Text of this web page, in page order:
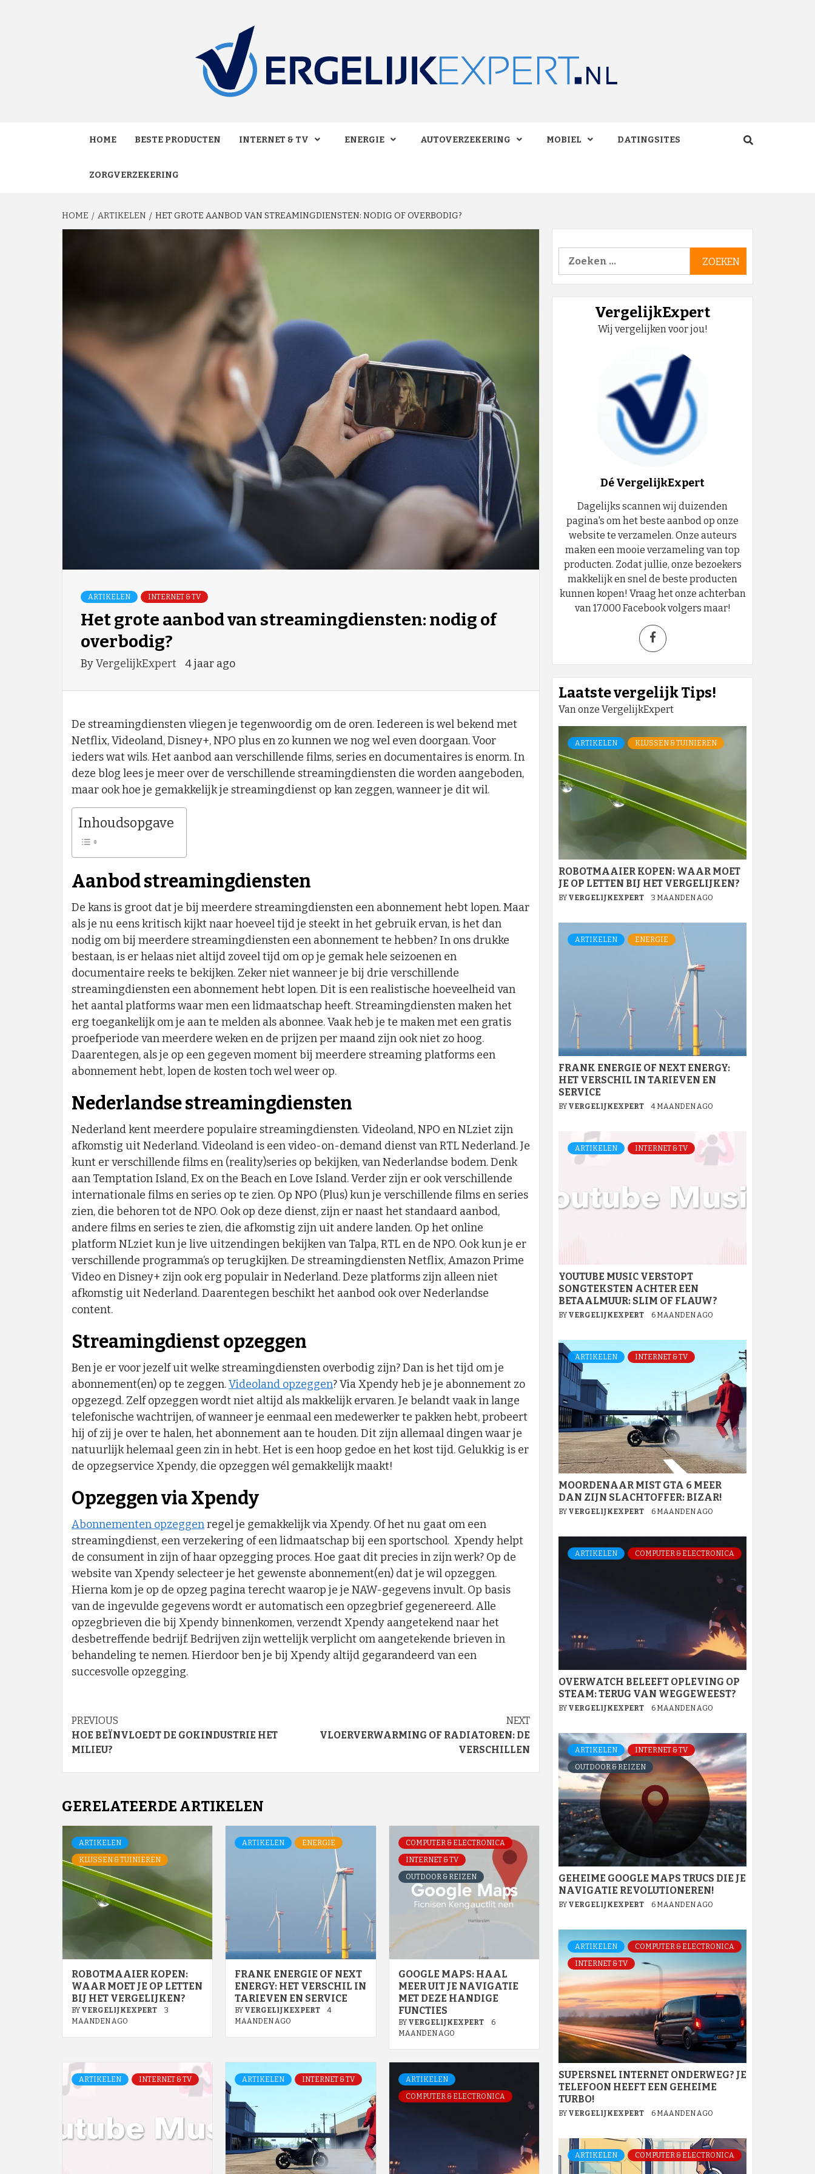
VERGELIJKEXPERT.NL
HOME BESTE PRODUCTEN INTERNET & TV ENERGIE AUTOVERZEKERING MOBIEL DATINGSITES
ZORGVERZEKERING
HOME ARTIKELEN HET GROTE AANBOD VAN STREAMINGDIENSTEN: NODIG OF OVERBODIG?
ARTIKELEN INTERNET & TV
Het grote aanbod van streamingdiensten: nodig of
overbodig?
ByVergelijkExpert 4 jaar ago
De streamingdiensten vliegen je tegenwoordig om de oren. Iedereen is wel bekend met
Netflix, Videoland, Disney+, NPO plus en zo kunnen we nog wel even doorgaan. Voor
ieders wat wils. Het aanbod aan verschillende films, series en documentaires is enorm. In
deze blog lees je meer over de verschillende streamingdiensten die worden aangeboden,
maar ook hoe je gemakkelijk je streamingdienst op kan zeggen, wanneer je dit wil.
Inhoudsopgave
Aanbod streamingdiensten
De kans is groot dat je bij meerdere streamingdiensten een abonnement hebt lopen. Maar
als je nu eens kritisch kijkt naar hoeveel tijd je steekt in het gebruik ervan, is het dan
nodig om bij meerdere streamingdiensten een abonnement te hebben? In ons drukke
bestaan, is er helaas niet altijd zoveel tijd om op je gemak hele seizoenen en
documentaire reeks te bekijken. Zeker niet wanneer je bij drie verschillende
streamingdiensten een abonnement hebt lopen. Dit is een realistische hoeveelheid van
het aantal platforms waar men een lidmaatschap heeft. Streamingdiensten maken het
erg toegankelijk om je aan te melden als abonnee. Vaak heb je te maken met een gratis
proefperiode van meerdere weken en de prijzen per maand zijn ook niet zo hoog.
Daarentegen, als je op een gegeven moment bij meerdere streaming platforms een
abonnement hebt, lopen de kosten toch wel weer op.
Nederlandse streamingdiensten
Nederland kent meerdere populaire streamingdiensten. Videoland, NPO en NLziet zijn
afkomstig uit Nederland. Videoland is een video-on-demand dienst van RTL Nederland. Je
kunt er verschillende films en (reality)series op bekijken, van Nederlandse bodem. Denk
aan Temptation Island, Ex on the Beach en Love Island. Verder zijn er ook verschillende
internationale films en series op te zien. Op NPO (Plus) kun je verschillende films en series
zien, die behoren tot de NPO. Ook op deze dienst, zijn er naast het standaard aanbod,
andere films en series te zien, die afkomstig zijn uit andere landen. Op het online
platform NLziet kun je live uitzendingen bekijken van Talpa, RTL en de NPO. Ook kun je er
verschillende programma’s op terugkijken. De streamingdiensten Netflix, Amazon Prime
Video en Disney+ zijn ook erg populair in Nederland. Deze platforms zijn alleen niet
afkomstig uit Nederland. Daarentegen beschikt het aanbod ook over Nederlandse
content.
Streamingdienst opzeggen
Ben je er voor jezelf uit welke streamingdiensten overbodig zijn? Dan is het tijd om je
abonnement(en) op te zeggen.Videoland opzeggen? Via Xpendy heb je je abonnement zo
opgezegd. Zelf opzeggen wordt niet altijd als makkelijk ervaren. Je belandt vaak in lange
telefonische wachtrijen, of wanneer je eenmaal een medewerker te pakken hebt, probeert
hij of zij je over te halen, het abonnement aan te houden. Dit zijn allemaal dingen waar je
natuurlijk helemaal geen zin in hebt. Het is een hoop gedoe en het kost tijd. Gelukkig is er
de opzegservice Xpendy, die opzeggen wél gemakkelijk maakt!
Opzeggen via Xpendy
Abonnementen opzeggenregel je gemakkelijk via Xpendy. Of het nu gaat om een
streamingdienst, een verzekering of een lidmaatschap bij een sportschool. Xpendy helpt
de consument in zijn of haar opzegging proces. Hoe gaat dit precies in zijn werk? Op de
website van Xpendy selecteer je het gewenste abonnement(en) dat je wil opzeggen.
Hierna kom je op de opzeg pagina terecht waarop je je NAW-gegevens invult. Op basis
van de ingevulde gegevens wordt er automatisch een opzegbrief gegenereerd. Alle
opzegbrieven die bij Xpendy binnenkomen, verzendt Xpendy aangetekend naar het
desbetreffende bedrijf. Bedrijven zijn wettelijk verplicht om aangetekende brieven in
behandeling te nemen. Hierdoor ben je bij Xpendy altijd gegarandeerd van een
succesvolle opzegging.
Continue
Reading
PREVIOUS
HOE BEÏNVLOEDT DE GOKINDUSTRIE HET
MILIEU?
NEXT
VLOERVERWARMING OF RADIATOREN: DE
VERSCHILLEN
GERELATEERDE ARTIKELEN
ARTIKELEN
KLUSSEN & TUINIEREN
ROBOTMAAIER KOPEN:
WAAR MOET JE OP LETTEN
BIJ HET VERGELIJKEN?
BY VERGELIJKEXPERT
3
MAANDEN AGO
ARTIKELEN ENERGIE
FRANK ENERGIE OF NEXT
ENERGY: HET VERSCHIL IN
TARIEVEN EN SERVICE
BYVERGELIJKEXPERT
4
MAANDEN AGO
COMPUTER & ELECTRONICA
INTERNET & TV
OUTDOOR & REIZEN
GOOGLE MAPS: HAAL
MEER UIT JE NAVIGATIE
MET DEZE HANDIGE
FUNCTIES
BY VERGELIJKEXPERT
6
MAANDEN AGO
ARTIKELEN INTERNET & TV ARTIKELEN INTERNET & TV
ARTIKELEN
COMPUTER & ELECTRONICA
Zoeken
naar:
VergelijkExpert
Wij vergelijken voor jou!
Dé VergelijkExpert
Dagelijks scannen wij duizenden
pagina's om het beste aanbod op onze
website te verzamelen. Onze auteurs
maken een mooie verzameling van top
producten. Zodat jullie, onze bezoekers
makkelijk en snel de beste producten
kunnen kopen! Vraag het onze achterban
van 17.000 Facebook volgers maar!
Laatste vergelijk Tips!
Van onze VergelijkExpert
ARTIKELEN KLUSSEN & TUINIEREN
ROBOTMAAIER KOPEN: WAAR MOET
JE OP LETTEN BIJ HET VERGELIJKEN?
BY VERGELIJKEXPERT 3 MAANDEN AGO
ARTIKELEN ENERGIE
FRANK ENERGIE OF NEXT ENERGY:
HET VERSCHIL IN TARIEVEN EN
SERVICE
BY VERGELIJKEXPERT 4 MAANDEN AGO
ARTIKELEN INTERNET & TV
YOUTUBE MUSIC VERSTOPT
SONGTEKSTEN ACHTER EEN
BETAALMUUR: SLIM OF FLAUW?
BY VERGELIJKEXPERT 6 MAANDEN AGO
ARTIKELEN INTERNET & TV
MOORDENAAR MIST GTA 6 MEER
DAN ZIJN SLACHTOFFER: BIZAR!
BY VERGELIJKEXPERT 6 MAANDEN AGO
ARTIKELEN COMPUTER & ELECTRONICA
OVERWATCH BELEEFT OPLEVING OP
STEAM: TERUG VAN WEGGEWEEST?
BY VERGELIJKEXPERT 6 MAANDEN AGO
ARTIKELEN
INTERNET & TV
OUTDOOR & REIZEN
GEHEIME GOOGLE MAPS TRUCS DIE JE
NAVIGATIE REVOLUTIONEREN!
BY VERGELIJKEXPERT 6 MAANDEN AGO
ARTIKELEN
COMPUTER & ELECTRONICA
INTERNET & TV
SUPERSNEL INTERNET ONDERWEG? JE
TELEFOON HEEFT EEN GEHEIME
TURBO!
BY VERGELIJKEXPERT 6 MAANDEN AGO
ARTIKELEN COMPUTER & ELECTRONICA